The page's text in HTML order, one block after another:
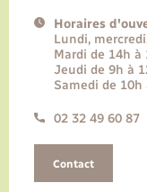
Horaires
Lundi,
Mardi de 14h à
Jeudi de 9h à
Samedi de 10h
02 32 49 60 87
Contact